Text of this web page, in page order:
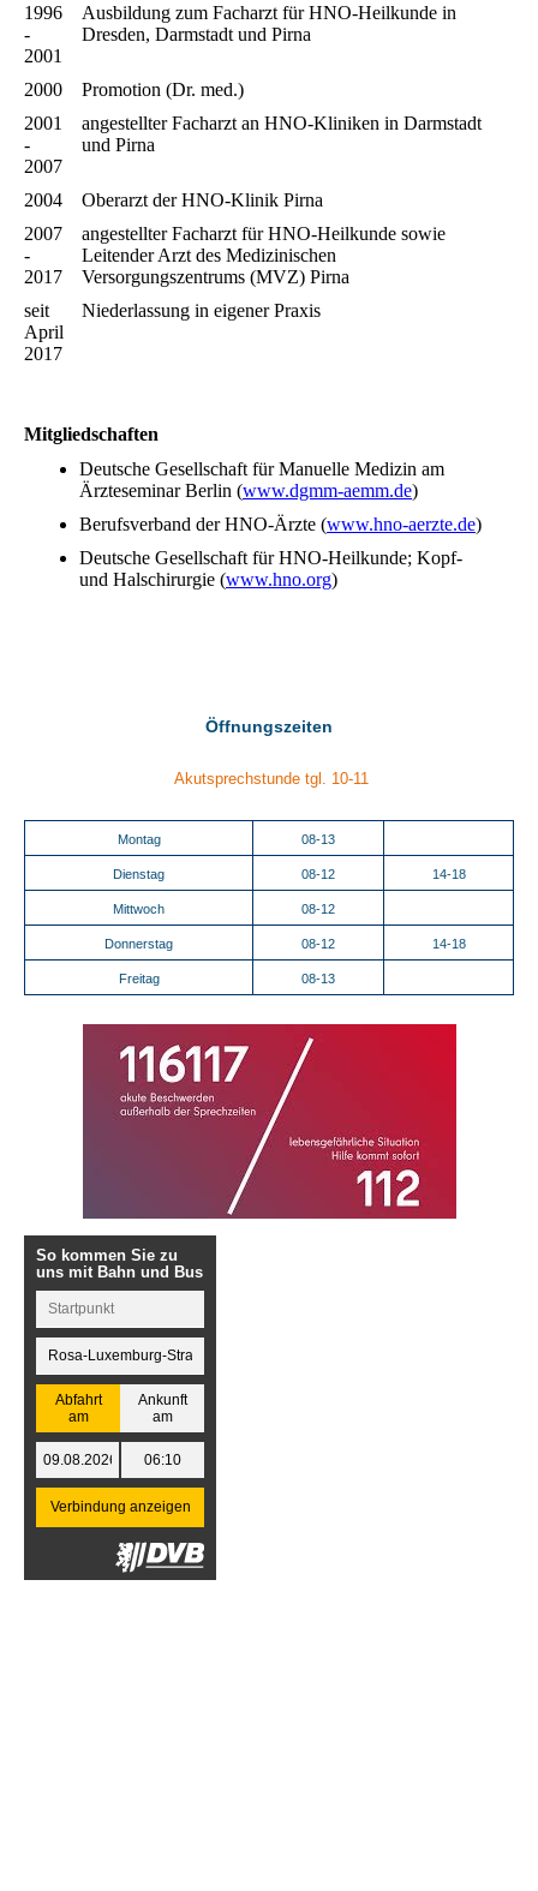
1996
-
2001
Ausbildung zum Facharzt für HNO-Heilkunde in
Dresden, Darmstadt und Pirna
2000
Promotion (Dr. med.)
2001
-
2007
angestellter Facharzt an HNO-Kliniken in Darmstadt
und Pirna
2004
Oberarzt der HNO-Klinik Pirna
2007
-
2017
angestellter Facharzt für HNO-Heilkunde sowie
Leitender Arzt des Medizinischen
Versorgungszentrums (MVZ) Pirna
seit
April
2017
Niederlassung in eigener Praxis
Mitgliedschaften
Deutsche Gesellschaft für Manuelle Medizin am
Ärzteseminar Berlin (www.dgmm-aemm.de)
Berufsverband der HNO-Ärzte (www.hno-aerzte.de)
Deutsche Gesellschaft für HNO-Heilkunde; Kopf-
und Halschirurgie (www.hno.org)
Öffnungszeiten
Akutsprechstunde tgl. 10-11
Montag 08-13
Dienstag 08-12 14-18
Mittwoch 08-12
Donnerstag 08-12 14-18
Freitag 08-13